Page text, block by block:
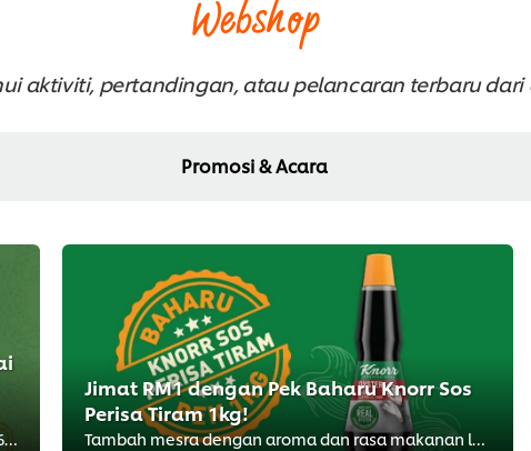
Webshop
aktiviti, pertandingan, atau pelancaran terbaru dari
Promosi & Acara
Sertai sekarang dan menang hadiah sebanyak RM69,000!
Jimat RM1 dengan Pek Baharu Knorr Sos
Perisa Tiram 1kg!
Tambah mesra dengan aroma dan rasa makanan laut sebenar!